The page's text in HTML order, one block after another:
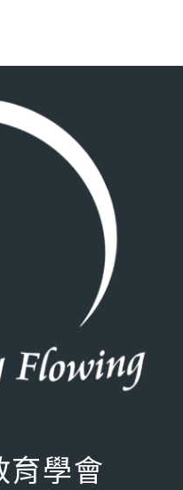
育學會